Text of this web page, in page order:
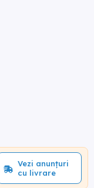
Vezi anunțuri
cu livrare